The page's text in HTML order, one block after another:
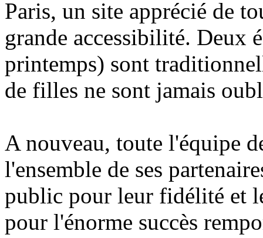
Paris, un site apprécié de
grande accessibilité. Deux
printemps) sont
de filles ne sont jamais
A nouveau, toute l'équipe
l'ensemble de ses
public pour leur fidélité et
pour l'énorme succès